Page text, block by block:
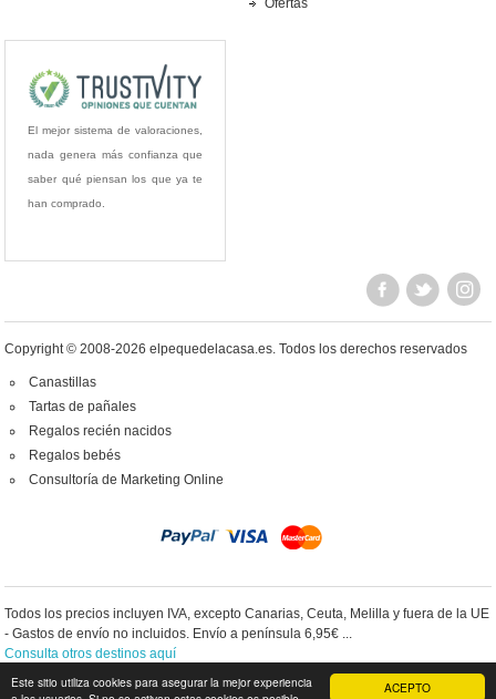
ACEPTO
Este sitio utiliza cookies para asegurar la mejor experiencia
El mejor sistema de valoraciones,
nada genera más confianza que
saber qué piensan los que ya te
han comprado.
Copyright © 2008-2026 elpequedelacasa.es.Todos los derechos reservados
Canastillas
Tartas de pañales
Regalos recién nacidos
Regalos bebés
Consultoría de Marketing Online
Todos los precios incluyen IVA, excepto Canarias, Ceuta, Melilla y fuera de la UE
- Gastos de envío no incluidos. Envío a península 6,95€ ...
Consulta otros destinos aquí